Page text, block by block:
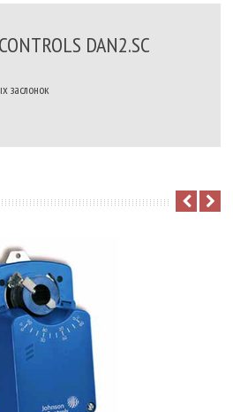
DAN2.SC
заслонок